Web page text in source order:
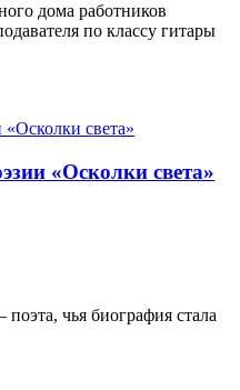
дома работников
по классу гитары
«Осколки света»
чья биография стала